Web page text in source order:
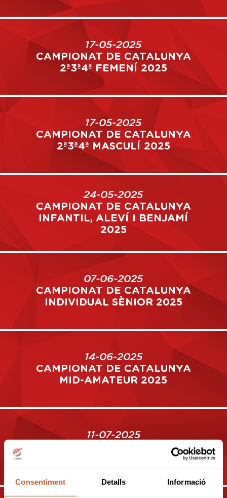
Consentiment Detalls Informació
17-05-2025
CAMPIONAT DE CATALUNYA
2ª3ª4ª FEMENÍ 2025
17-05-2025
CAMPIONAT DE CATALUNYA
2ª3ª4ª MASCULÍ 2025
24-05-2025
CAMPIONAT DE CATALUNYA
INFANTIL, ALEVÍ I BENJAMÍ
2025
07-06-2025
CAMPIONAT DE CATALUNYA
INDIVIDUAL SÈNIOR 2025
14-06-2025
CAMPIONAT DE CATALUNYA
MID-AMATEUR 2025
11-07-2025
CAMPIONAT DE CATALUNYA
ABSOLUT (WAGR) 2025